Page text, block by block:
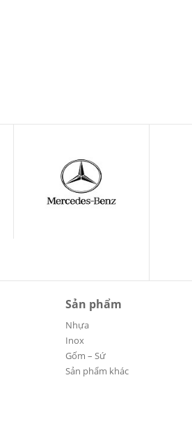
Sản phẩm
Nhựa
Inox
Gốm – Sứ
Sản phẩm khác